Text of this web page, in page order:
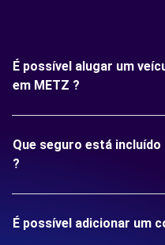
É possível alugar um
em METZ ?
Que seguro está incluído
?
É possível adicionar um